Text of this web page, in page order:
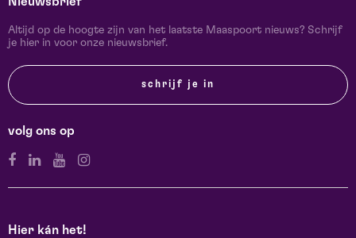
Altijd op de hoogte zijn van het laatste Maaspoort nieuws? Schrijf
je hier in voor onze nieuwsbrief.
schrijf je in
volg ons op
Hier kán het!